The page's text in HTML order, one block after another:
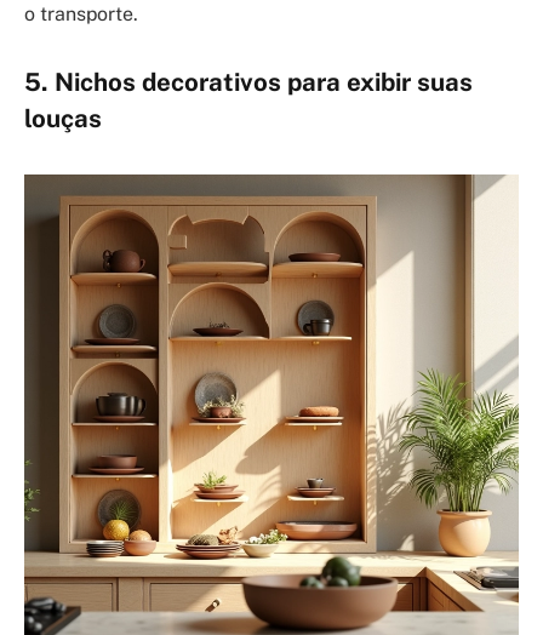
o transporte.
5. Nichos decorativos para exibir suas
louças